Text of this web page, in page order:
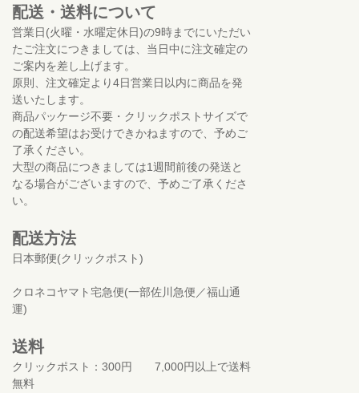
配送・送料について
営業日(火曜・水曜定休日)の9時までにいただい
たご注文につきましては、当日中に注文確定の
ご案内を差し上げます。
原則、注文確定より4日営業日以内に商品を発
送いたします。
商品パッケージ不要・クリックポストサイズで
の配送希望はお受けできかねますので、予めご
了承ください。
大型の商品につきましては1週間前後の発送と
なる場合がございますので、予めご了承くださ
い。
配送方法
日本郵便(クリックポスト)
クロネコヤマト宅急便(一部佐川急便／福山通
運)
送料
クリックポスト：300円 7,000円以上で送料
無料